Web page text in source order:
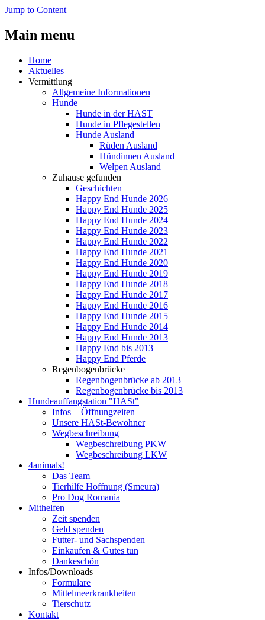
Jump to Content
Main menu
Home
Aktuelles
Vermittlung
Allgemeine Informationen
Hunde
Hunde in der HAST
Hunde in Pflegestellen
Hunde Ausland
Rüden Ausland
Hündinnen Ausland
Welpen Ausland
Zuhause gefunden
Geschichten
Happy End Hunde 2026
Happy End Hunde 2025
Happy End Hunde 2024
Happy End Hunde 2023
Happy End Hunde 2022
Happy End Hunde 2021
Happy End Hunde 2020
Happy End Hunde 2019
Happy End Hunde 2018
Happy End Hunde 2017
Happy End Hunde 2016
Happy End Hunde 2015
Happy End Hunde 2014
Happy End Hunde 2013
Happy End bis 2013
Happy End Pferde
Regenbogenbrücke
Regenbogenbrücke ab 2013
Regenbogenbrücke bis 2013
Hundeauffangstation "HASt"
Infos + Öffnungzeiten
Unsere HASt-Bewohner
Wegbeschreibung
Wegbeschreibung PKW
Wegbeschreibung LKW
4animals!
Das Team
Tierhilfe Hoffnung (Smeura)
Pro Dog Romania
Mithelfen
Zeit spenden
Geld spenden
Futter- und Sachspenden
Einkaufen & Gutes tun
Dankeschön
Infos/Downloads
Formulare
Mittelmeerkrankheiten
Tierschutz
Kontakt